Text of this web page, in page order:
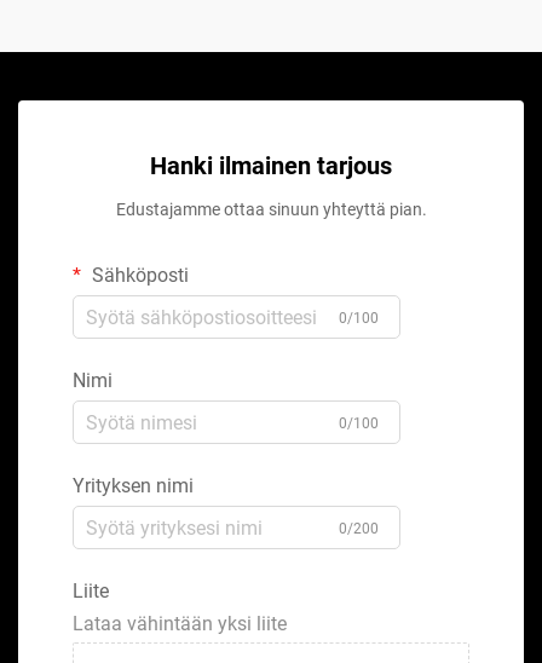
Hanki ilmainen tarjous
Edustajamme ottaa sinuun yhteyttä pian.
Sähköposti
0/100
Nimi
0/100
Yrityksen nimi
0/200
Liite
Lataa vähintään yksi liite